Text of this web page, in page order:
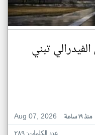
تبني
Aug 07, 2026
منذ ١٩ ساعة
عدد الكلمات: ٢٨٩